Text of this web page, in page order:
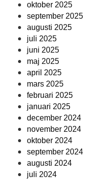
oktober 2025
september 2025
augusti 2025
juli 2025
juni 2025
maj 2025
april 2025
mars 2025
februari 2025
januari 2025
december 2024
november 2024
oktober 2024
september 2024
augusti 2024
juli 2024